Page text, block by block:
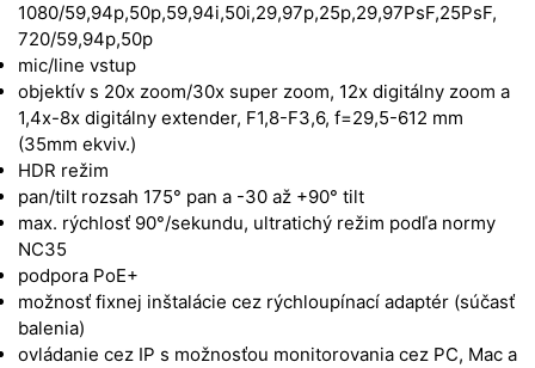
1080/59,94p,50p,59,94i,50i,29,97p,25p,29,97PsF,25PsF,
720/59,94p,50p
mic/line vstup
objektív s 20x zoom/30x super zoom, 12x digitálny zoom a
1,4x-8x digitálny extender, F1,8-F3,6, f=29,5-612 mm
(35mm ekviv.)
HDR režim
pan/tilt rozsah 175° pan a -30 až +90° tilt
max. rýchlosť 90°/sekundu, ultratichý režim podľa normy
NC35
podpora PoE+
možnosť fixnej inštalácie cez rýchloupínací adaptér (súčasť
balenia)
ovládanie cez IP s možnosťou monitorovania cez PC, Mac a